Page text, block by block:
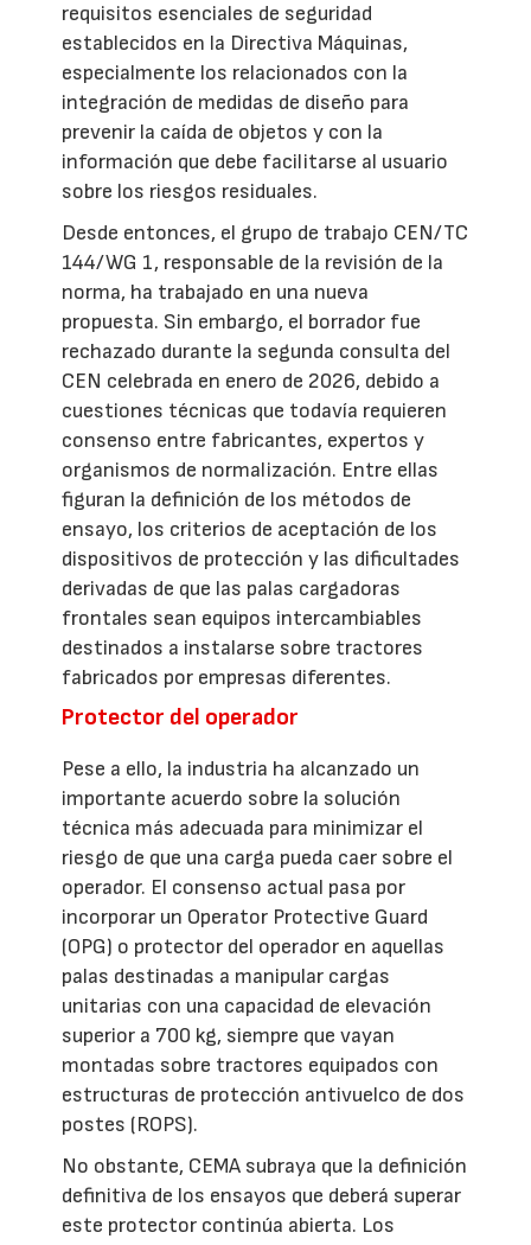
requisitos esenciales de seguridad
establecidos en la Directiva Máquinas,
especialmente los relacionados con la
integración de medidas de diseño para
prevenir la caída de objetos y con la
información que debe facilitarse al usuario
sobre los riesgos residuales.
Desde entonces, el grupo de trabajo CEN/TC
144/WG 1, responsable de la revisión de la
norma, ha trabajado en una nueva
propuesta. Sin embargo, el borrador fue
rechazado durante la segunda consulta del
CEN celebrada en enero de 2026, debido a
cuestiones técnicas que todavía requieren
consenso entre fabricantes, expertos y
organismos de normalización. Entre ellas
figuran la definición de los métodos de
ensayo, los criterios de aceptación de los
dispositivos de protección y las dificultades
derivadas de que las palas cargadoras
frontales sean equipos intercambiables
destinados a instalarse sobre tractores
fabricados por empresas diferentes.
Protector del operador
Pese a ello, la industria ha alcanzado un
importante acuerdo sobre la solución
técnica más adecuada para minimizar el
riesgo de que una carga pueda caer sobre el
operador. El consenso actual pasa por
incorporar un Operator Protective Guard
(OPG) o protector del operador en aquellas
palas destinadas a manipular cargas
unitarias con una capacidad de elevación
superior a 700 kg, siempre que vayan
montadas sobre tractores equipados con
estructuras de protección antivuelco de dos
postes (ROPS).
No obstante, CEMA subraya que la definición
definitiva de los ensayos que deberá superar
este protector continúa abierta. Los